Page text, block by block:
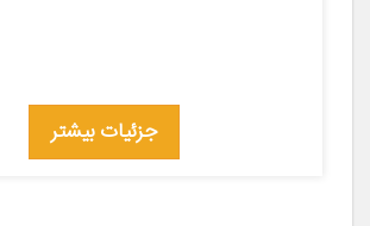
جزئیات بیشتر